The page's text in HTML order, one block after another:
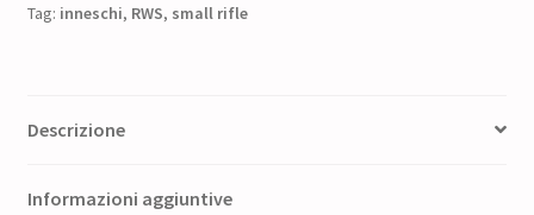
23,50 €.19,97 €.
Tag: inneschi, RWS, small rifle
Descrizione
Informazioni aggiuntive